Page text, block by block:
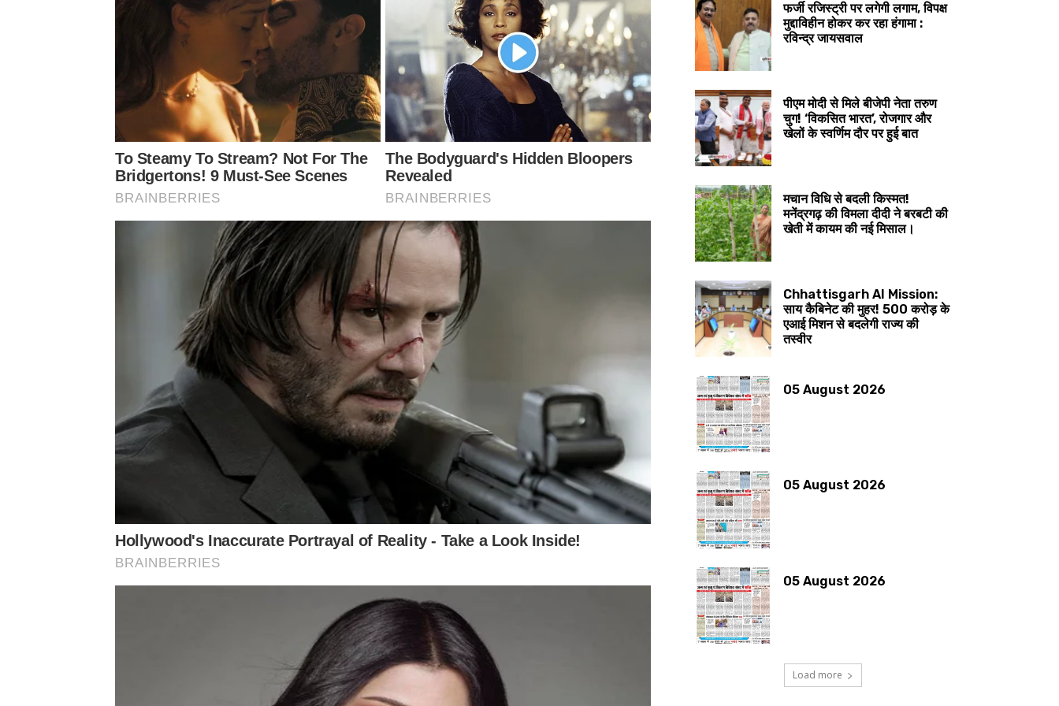
फर्जी रजिस्ट्री पर लगेगी लगाम, विपक्ष
मुद्दाविहीन होकर कर रहा हंगामा :
रविन्द्र जायसवाल
पीएम मोदी से मिले बीजेपी नेता तरुण
चुग! ‘विकसित भारत’, रोजगार और
खेलों के स्वर्णिम दौर पर हुई बात
मचान विधि से बदली किस्मत!
मनेंद्रगढ़ की विमला दीदी ने बरबटी की
खेती में कायम की नई मिसाल।
Chhattisgarh AI Mission:
साय कैबिनेट की मुहर! 500 करोड़ के
एआई मिशन से बदलेगी राज्य की
तस्वीर
05 August 2026
05 August 2026
05 August 2026
Load more